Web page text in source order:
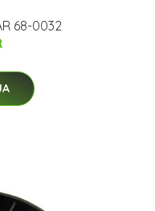
68-0032